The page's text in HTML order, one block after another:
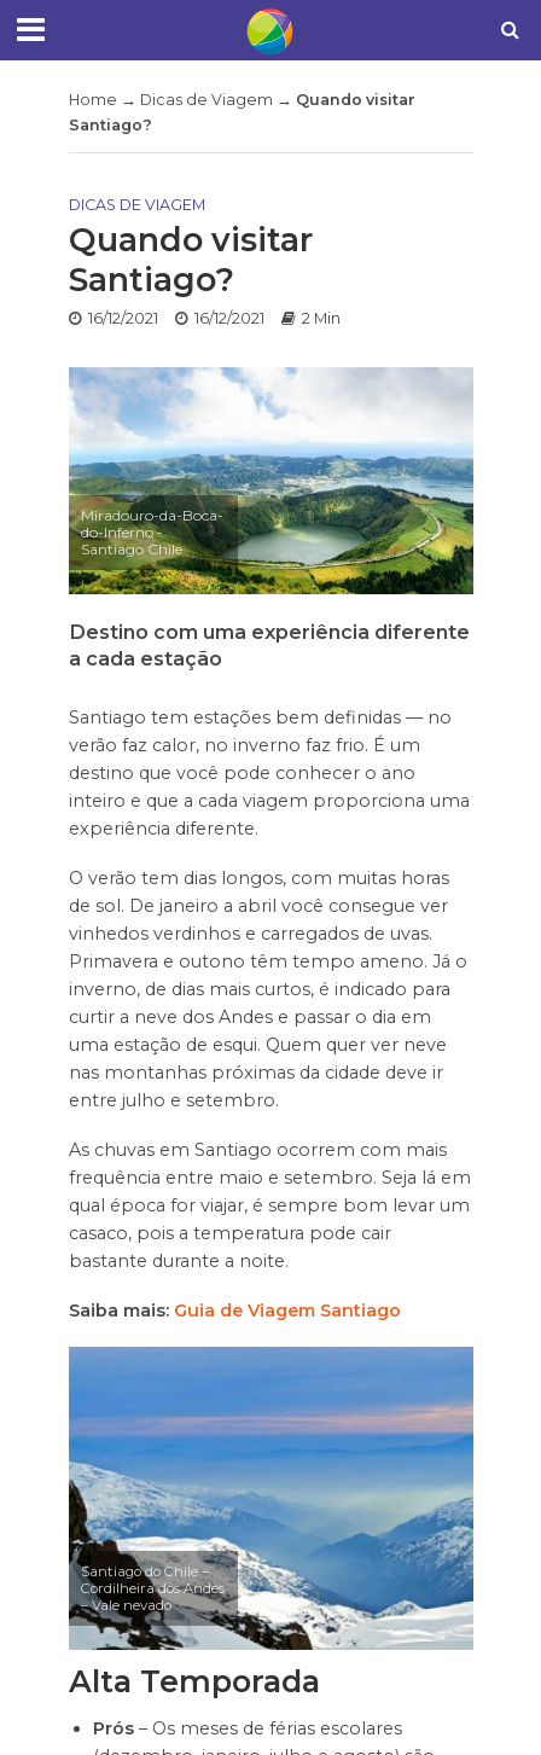
Home → Dicas de Viagem → Quando visitar
Santiago?
DICAS DE VIAGEM
Quando visitar
Santiago?
16/12/2021 16/12/2021 2 Min
Miradouro-da-Boca-
do-Inferno -
Santiago Chile
Destino com uma experiência diferente
a cada estação
Santiago tem estações bem definidas — no
verão faz calor, no inverno faz frio. É um
destino que você pode conhecer o ano
inteiro e que a cada viagem proporciona uma
experiência diferente.
O verão tem dias longos, com muitas horas
de sol. De janeiro a abril você consegue ver
vinhedos verdinhos e carregados de uvas.
Primavera e outono têm tempo ameno. Já o
inverno, de dias mais curtos, é indicado para
curtir a neve dos Andes e passar o dia em
uma estação de esqui. Quem quer ver neve
nas montanhas próximas da cidade deve ir
entre julho e setembro.
As chuvas em Santiago ocorrem com mais
frequência entre maio e setembro. Seja lá em
qual época for viajar, é sempre bom levar um
casaco, pois a temperatura pode cair
bastante durante a noite.
Saiba mais: Guia de Viagem Santiago
Santiago do Chile –
Cordilheira dos Andes
– Vale nevado
Alta Temporada
Prós – Os meses de férias escolares